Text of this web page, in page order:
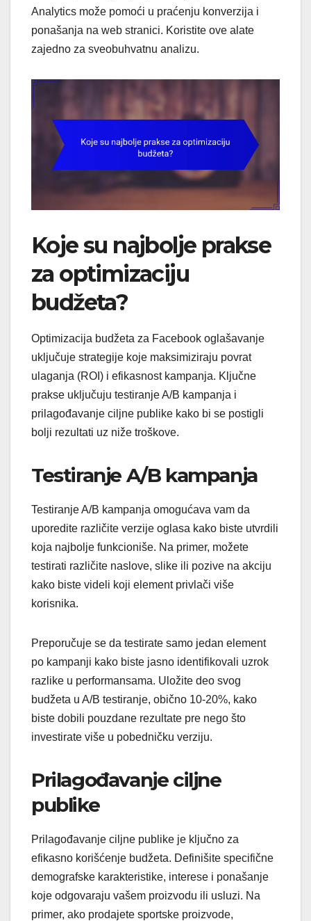
Analytics može pomoći u praćenju konverzija i
ponašanja na web stranici. Koristite ove alate
zajedno za sveobuhvatnu analizu.
Koje su najbolje prakse
za optimizaciju
budžeta?
Optimizacija budžeta za Facebook oglašavanje
uključuje strategije koje maksimiziraju povrat
ulaganja (ROI) i efikasnost kampanja. Ključne
prakse uključuju testiranje A/B kampanja i
prilagođavanje ciljne publike kako bi se postigli
bolji rezultati uz niže troškove.
Testiranje A/B kampanja
Testiranje A/B kampanja omogućava vam da
uporedite različite verzije oglasa kako biste utvrdili
koja najbolje funkcioniše. Na primer, možete
testirati različite naslove, slike ili pozive na akciju
kako biste videli koji element privlači više
korisnika.
Preporučuje se da testirate samo jedan element
po kampanji kako biste jasno identifikovali uzrok
razlike u performansama. Uložite deo svog
budžeta u A/B testiranje, obično 10-20%, kako
biste dobili pouzdane rezultate pre nego što
investirate više u pobedničku verziju.
Prilagođavanje ciljne
publike
Prilagođavanje ciljne publike je ključno za
efikasno korišćenje budžeta. Definišite specifične
demografske karakteristike, interese i ponašanje
koje odgovaraju vašem proizvodu ili usluzi. Na
primer, ako prodajete sportske proizvode,